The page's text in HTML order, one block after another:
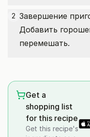
2 Завершение
Добавить
перемешать.
Get a
shopping list
for this recipe
Get this recipe's